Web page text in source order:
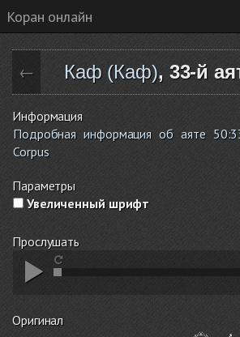
Коран онлайн
← Каф (Каф), 33-й
Информация
Подробная информация об аяте
Corpus
Параметры
Увеличенный шрифт
Прослушать
Оригинал